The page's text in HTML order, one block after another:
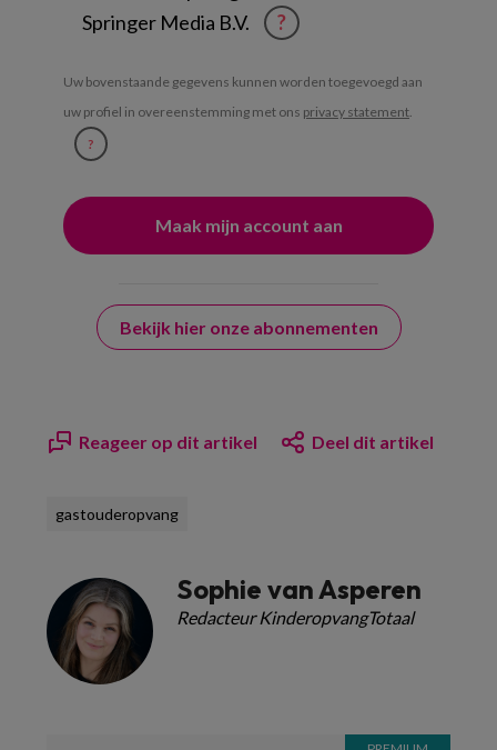
Springer Media B.V.
?
Uw bovenstaande gegevens kunnen worden toegevoegd aan
uw profiel in overeenstemming met ons privacy statement.
?
Bekijk hier onze abonnementen
Reageer op dit artikel Deel dit artikel
gastouderopvang
Sophie van Asperen
Redacteur KinderopvangTotaal